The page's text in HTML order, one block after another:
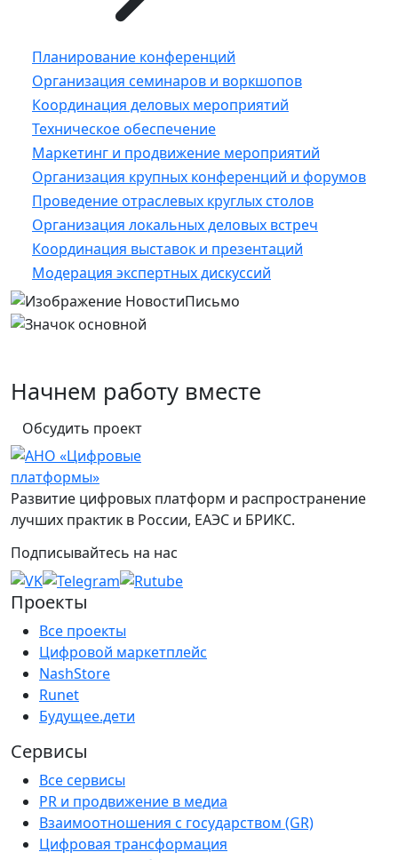
Планирование конференций
Организация семинаров и воркшопов
Координация деловых мероприятий
Техническое обеспечение
Маркетинг и продвижение мероприятий
Организация крупных конференций и форумов
Проведение отраслевых круглых столов
Организация локальных деловых встреч
Координация выставок и презентаций
Модерация экспертных дискуссий
Начнем работу вместе
Обсудить проект
Развитие цифровых платформ и распространение
лучших практик в России, ЕАЭС и БРИКС.
Подписывайтесь на нас
Проекты
Все проекты
Цифровой маркетплейс
NashStore
Runet
Будущее.дети
Сервисы
Все сервисы
PR и продвижение в медиа
Взаимоотношения с государством (GR)
Цифровая трансформация